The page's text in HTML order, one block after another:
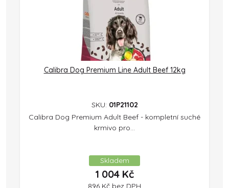
Calibra Dog Premium Line Adult Beef 12kg
SKU: 01P21102
Calibra Dog Premium Adult Beef - kompletní suché
krmivo pro...
Skladem
1 004 Kč
896 Kč bez DPH